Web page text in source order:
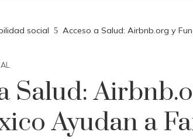
social Acceso a Salud: Airbnb.org y
Salud:
Ayudan a